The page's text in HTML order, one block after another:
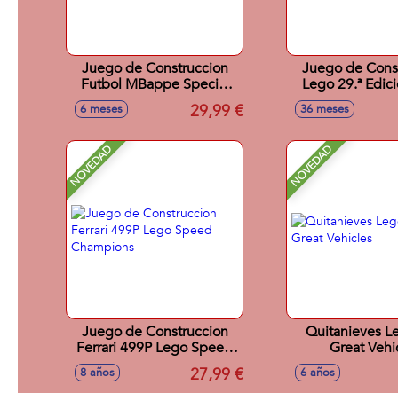
Juego de Construccion
Futbol MBappe Special
Edition Lego Editions
6 meses 29,99 €
Juego de
Lego 29.ª
36 meses
NOVEDAD
Juego de Construccion
Ferrari 499P Lego Speed
Champions
8 años 27,99 €
NOVEDAD
Quitanieves
Great
6 años